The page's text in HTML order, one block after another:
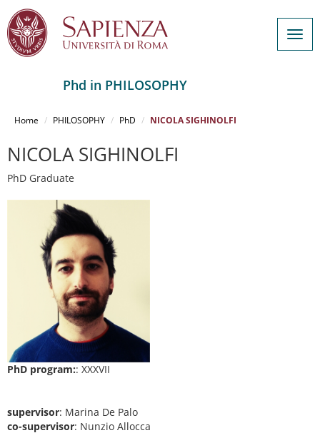
principale
Phd in PHILOSOPHY
Home PHILOSOPHY PhD NICOLA SIGHINOLFI
NICOLA SIGHINOLFI
PhD Graduate
PhD program:: XXXVII
supervisor: Marina De Palo
co-supervisor: Nunzio Allocca